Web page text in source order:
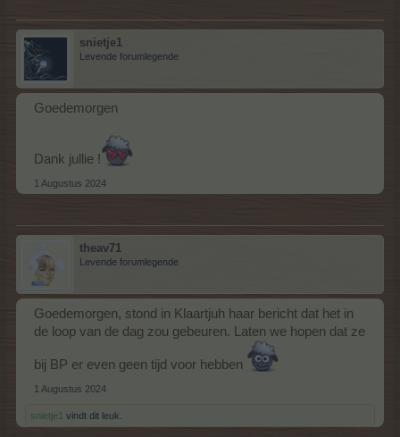
snietje1
Levende forumlegende
Goedemorgen
Dank jullie !
1 Augustus 2024
theav71
Levende forumlegende
Goedemorgen, stond in Klaartjuh haar bericht dat het in
de loop van de dag zou gebeuren. Laten we hopen dat ze
bij BP er even geen tijd voor hebben
1 Augustus 2024
snietje1 vindt dit leuk.